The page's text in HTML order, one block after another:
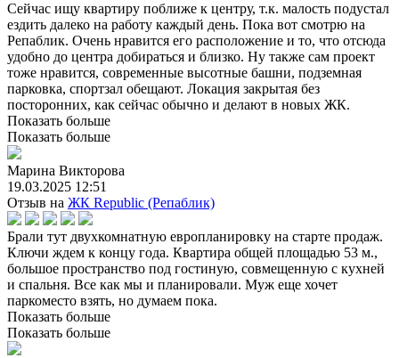
Сейчас ищу квартиру поближе к центру, т.к. малость подустал
ездить далеко на работу каждый день. Пока вот смотрю на
Репаблик. Очень нравится его расположение и то, что отсюда
удобно до центра добираться и близко. Ну также сам проект
тоже нравится, современные высотные башни, подземная
парковка, спортзал обещают. Локация закрытая без
посторонних, как сейчас обычно и делают в новых ЖК.
Показать больше
Показать больше
Марина Викторова
19.03.2025 12:51
Отзыв на ЖК Republic (Репаблик)
Брали тут двухкомнатную европланировку на старте продаж.
Ключи ждем к концу года. Квартира общей площадью 53 м.,
большое пространство под гостиную, совмещенную с кухней
и спальня. Все как мы и планировали. Муж еще хочет
паркоместо взять, но думаем пока.
Показать больше
Показать больше